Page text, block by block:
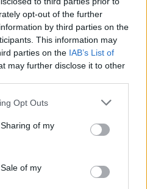
opt-out of the further
by third parties on the
This information may
parties on the IAB’s List of
may further disclose it to other
Opt Outs
of my
of my
pie skolas autobusa
Bērns nedrīkst būt
par nepilnīgu
"Es uzskatu, ka
aizsargāts. Mēs